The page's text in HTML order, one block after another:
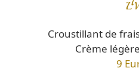
Croustillant de
Crème
9